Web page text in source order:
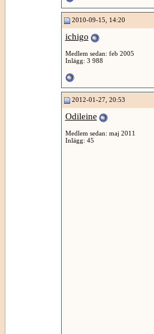
2010-09-15, 14:20
ichigo
Medlem sedan: feb 2005
Inlägg: 3 988
2012-01-27, 20:53
Odileine
Medlem sedan: maj 2011
Inlägg: 45